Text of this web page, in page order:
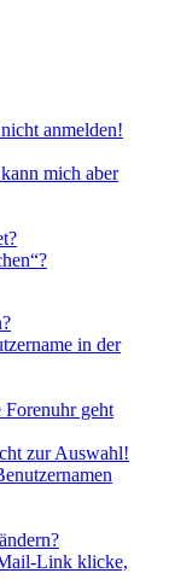
anmelden!
mich aber
in der
Forenuhr geht
zur Auswahl!
Link klicke,